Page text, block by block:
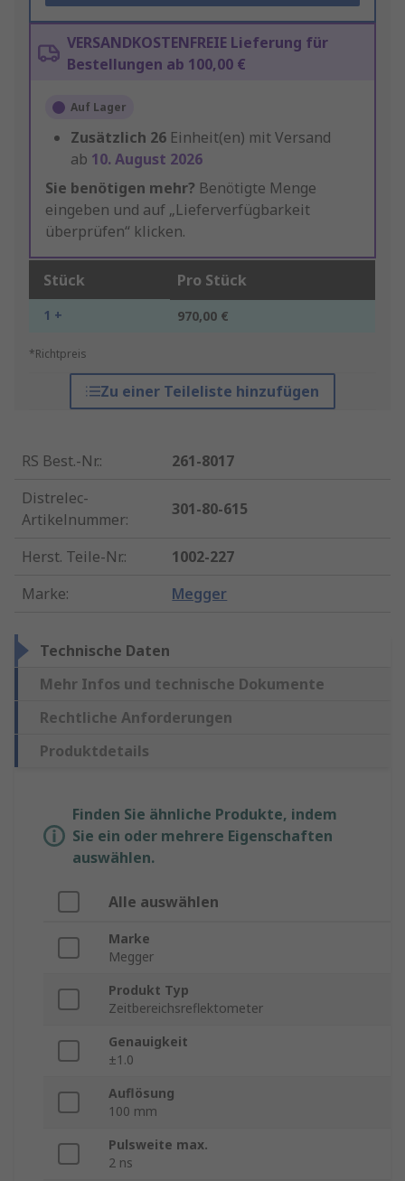
VERSANDKOSTENFREIE Lieferung für
Bestellungen ab 100,00 €
Auf Lager
Zusätzlich 26 Einheit(en) mit Versand
ab 10. August 2026
Sie benötigen mehr? Benötigte Menge
eingeben und auf „Lieferverfügbarkeit
überprüfen“ klicken.
Stück Pro Stück
1 + 970,00 €
*Richtpreis
Zu einer Teileliste hinzufügen
RS Best.-Nr.:
261-8017
Distrelec-
Artikelnummer:
301-80-615
Herst. Teile-Nr.:
1002-227
Marke: Megger
Technische Daten
Mehr Infos und technische Dokumente
Rechtliche Anforderungen
Produktdetails
Finden Sie ähnliche Produkte, indem
Sie ein oder mehrere Eigenschaften
auswählen.
Alle auswählen
Marke
Megger
Produkt Typ
Zeitbereichsreflektometer
Genauigkeit
±1.0
Auflösung
100 mm
Pulsweite max.
2 ns